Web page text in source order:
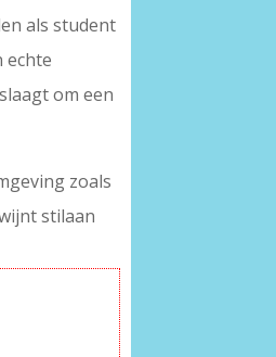
als student
echte
om een
zoals
stilaan